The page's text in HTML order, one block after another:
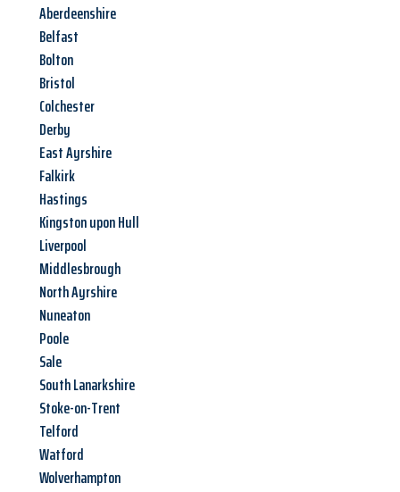
Aberdeenshire
Belfast
Bolton
Bristol
Colchester
Derby
East Ayrshire
Falkirk
Hastings
Kingston upon Hull
Liverpool
Middlesbrough
North Ayrshire
Nuneaton
Poole
Sale
South Lanarkshire
Stoke-on-Trent
Telford
Watford
Wolverhampton